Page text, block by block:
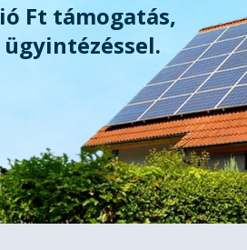
Ft támogatás,